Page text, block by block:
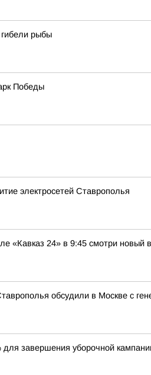
рыбы
Победы
электросетей Ставрополья
«Кавказ 24» в 9:45 смотри новый
обсудили в Москве с
завершения уборочной